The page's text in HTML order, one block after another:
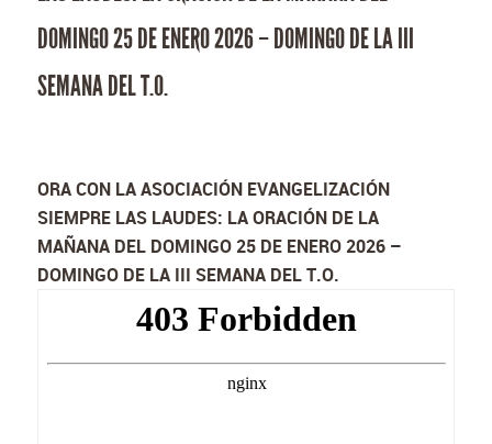
DOMINGO 25 DE ENERO 2026 – DOMINGO DE LA III
SEMANA DEL T.O.
ORA CON LA ASOCIACIÓN EVANGELIZACIÓN
SIEMPRE LAS LAUDES: LA ORACIÓN DE LA
MAÑANA DEL DOMINGO 25 DE ENERO 2026 –
DOMINGO DE LA III SEMANA DEL T.O.